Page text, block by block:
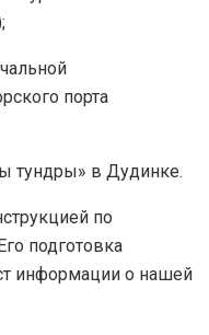
порта
тундры» в Дудинке.
по
подготовка
информации о нашей